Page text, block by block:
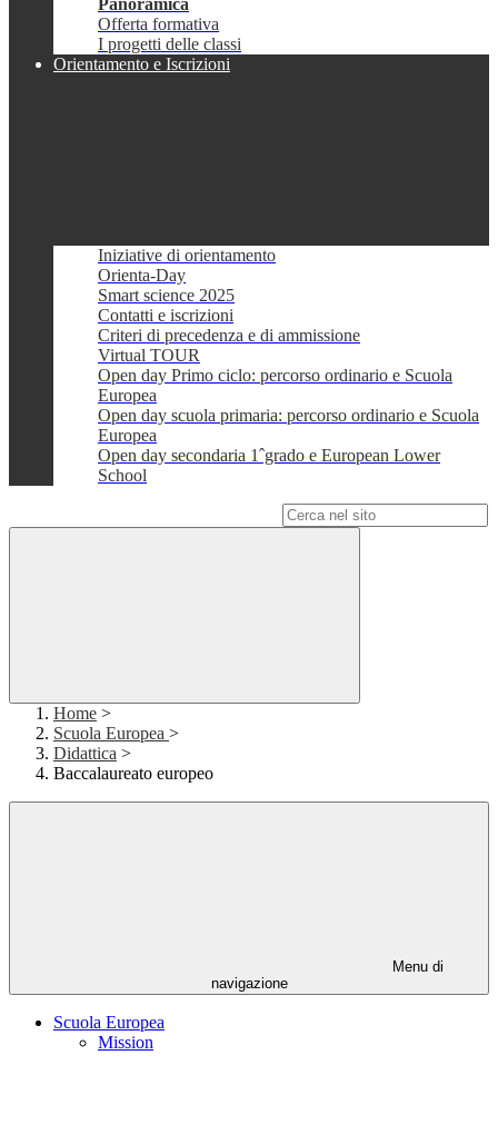
Panoramica
Offerta formativa
I progetti delle classi
Orientamento e Iscrizioni
Iniziative di orientamento
Orienta-Day
Smart science 2025
Contatti e iscrizioni
Criteri di precedenza e di ammissione
Virtual TOUR
Open day Primo ciclo: percorso ordinario e Scuola
Europea
Open day scuola primaria: percorso ordinario e Scuola
Europea
Open day secondaria 1ˆgrado e European Lower
School
Home >
Scuola Europea >
Didattica >
Baccalaureato europeo
Menu di
navigazione
Scuola Europea
Mission